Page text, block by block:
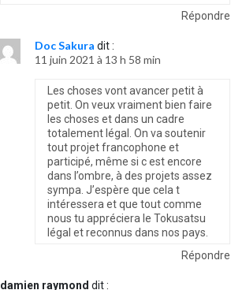
Répondre
Doc Sakura dit :
11 juin 2021 à 13 h 58 min
Les choses vont avancer petit à
petit. On veux vraiment bien faire
les choses et dans un cadre
totalement légal. On va soutenir
tout projet francophone et
participé, même si c est encore
dans l’ombre, à des projets assez
sympa. J’espère que cela t
intéressera et que tout comme
nous tu appréciera le Tokusatsu
légal et reconnus dans nos pays.
Répondre
damien raymond dit :